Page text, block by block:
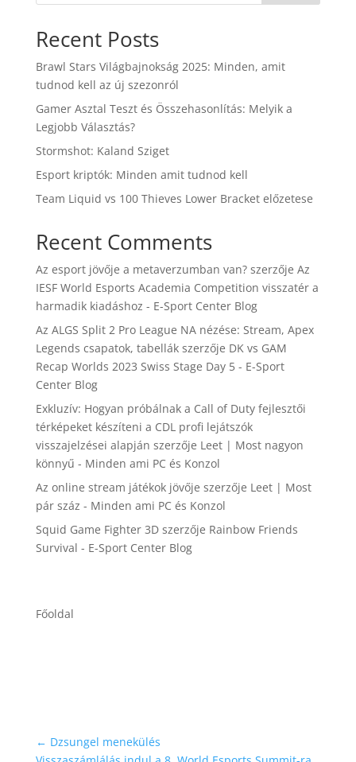
Recent Posts
Brawl Stars Világbajnokság 2025: Minden, amit
tudnod kell az új szezonról
Gamer Asztal Teszt és Összehasonlítás: Melyik a
Legjobb Választás?
Stormshot: Kaland Sziget
Esport kriptók: Minden amit tudnod kell
Team Liquid vs 100 Thieves Lower Bracket előzetese
Recent Comments
Az esport jövője a metaverzumban van?szerzője Az
IESF World Esports Academia Competition visszatér a
harmadik kiadáshoz - E-Sport Center Blog
Az ALGS Split 2 Pro League NA nézése: Stream, Apex
Legends csapatok, tabellákszerzője DK vs GAM
Recap Worlds 2023 Swiss Stage Day 5 - E-Sport
Center Blog
Exkluzív: Hogyan próbálnak a Call of Duty fejlesztői
térképeket készíteni a CDL profi lejátszók
visszajelzései alapján szerzője Leet | Most nagyon
könnyű - Minden ami PC és Konzol
Az online stream játékok jövője szerzője Leet | Most
pár száz - Minden ami PC és Konzol
Squid Game Fighter 3Dszerzője Rainbow Friends
Survival - E-Sport Center Blog
Főoldal
← Dzsungel menekülés